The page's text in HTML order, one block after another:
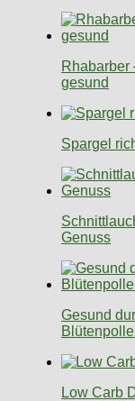
Rhabarber
gesund
Spargel
Genuss
Gesund
Low Carb